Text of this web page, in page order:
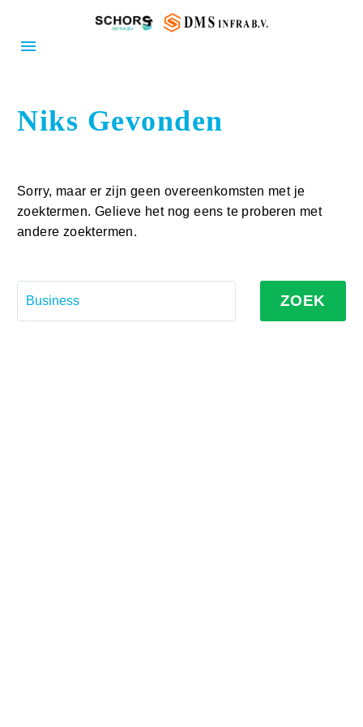
Niks Gevonden
Sorry, maar er zijn geen overeenkomsten met je
zoektermen. Gelieve het nog eens te proberen met
andere zoektermen.
ZOEK